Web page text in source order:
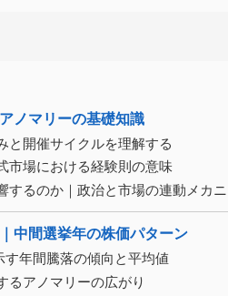
ノマリーの基礎知識
と開催サイクルを理解する
市場における経験則の意味
するのか｜政治と市場の連動メカ
中間選挙年の株価パターン
す年間騰落の傾向と平均値
るアノマリーの広がり